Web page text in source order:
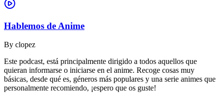
Hablemos de Anime
By clopez
Este podcast, está principalmente dirigido a todos aquellos que
quieran informarse o iniciarse en el anime. Recoge cosas muy
básicas, desde qué es, géneros más populares y una serie animes que
personalmente recomiendo, ¡espero que os guste!